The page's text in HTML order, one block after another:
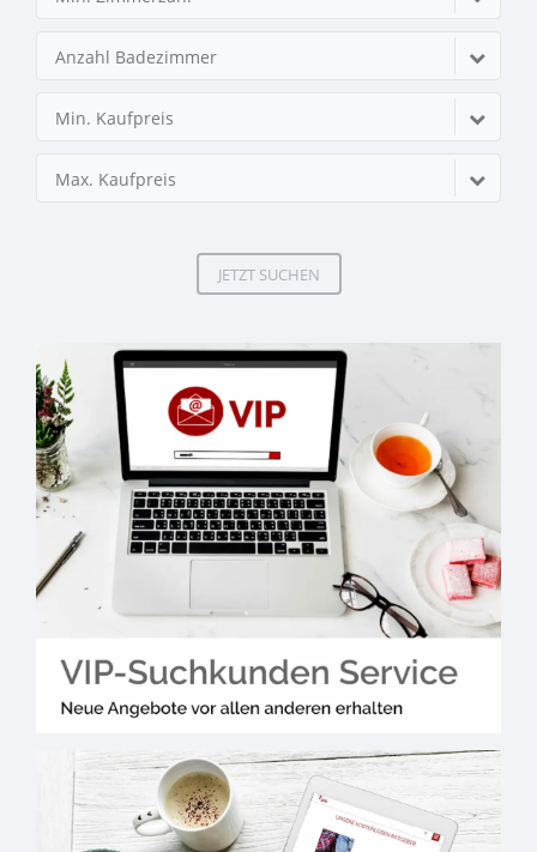
Anzahl Badezimmer
Min. Kaufpreis
Max. Kaufpreis
JETZT SUCHEN